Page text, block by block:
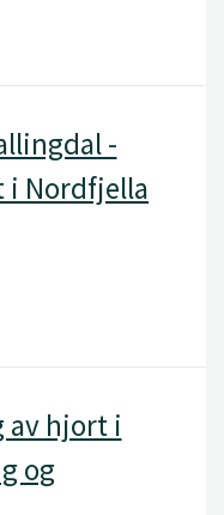
-
i Nordfjella
av hjort i
og